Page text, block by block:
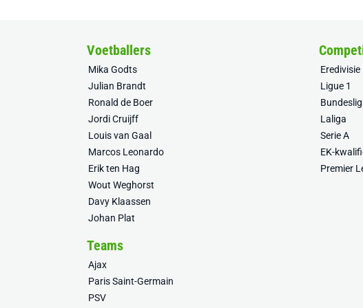
Voetballers
Mika Godts
Julian Brandt
Ronald de Boer
Jordi Cruijff
Louis van Gaal
Marcos Leonardo
Erik ten Hag
Wout Weghorst
Davy Klaassen
Johan Plat
Eredivisie
Ligue 1
Laliga
Serie A
EK-
Premier
Teams
Ajax
Paris Saint-Germain
PSV